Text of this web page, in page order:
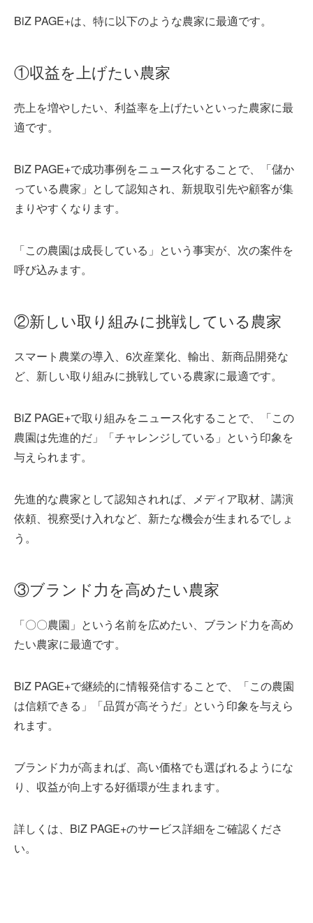
BiZ PAGE+は、特に以下のような農家に最適です。
①収益を上げたい農家
売上を増やしたい、利益率を上げたいといった農家に最
適です。
BiZ PAGE+で成功事例をニュース化することで、「儲か
っている農家」として認知され、新規取引先や顧客が集
まりやすくなります。
「この農園は成長している」という事実が、次の案件を
呼び込みます。
②新しい取り組みに挑戦している農家
スマート農業の導入、6次産業化、輸出、新商品開発な
ど、新しい取り組みに挑戦している農家に最適です。
BiZ PAGE+で取り組みをニュース化することで、「この
農園は先進的だ」「チャレンジしている」という印象を
与えられます。
先進的な農家として認知されれば、メディア取材、講演
依頼、視察受け入れなど、新たな機会が生まれるでしょ
う。
③ブランド力を高めたい農家
「〇〇農園」という名前を広めたい、ブランド力を高め
たい農家に最適です。
BiZ PAGE+で継続的に情報発信することで、「この農園
は信頼できる」「品質が高そうだ」という印象を与えら
れます。
ブランド力が高まれば、高い価格でも選ばれるようにな
り、収益が向上する好循環が生まれます。
詳しくは、 BiZ PAGE+のサービス詳細をご確認くださ
い。